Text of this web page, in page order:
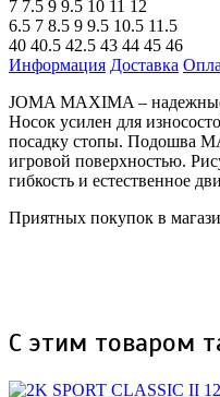
7 7.5 9 9.5 10 11 12
6.5 7 8.5 9 9.5 10.5 11.5
40 40.5 42.5 43 44 45 46
Информация Доставка
JOMA MAXIMA – надежные
Носок усилен для
посадку стопы. Подошва
игровой поверхностью.
гибкость и естественное
Приятных покупок в
С этим товаром